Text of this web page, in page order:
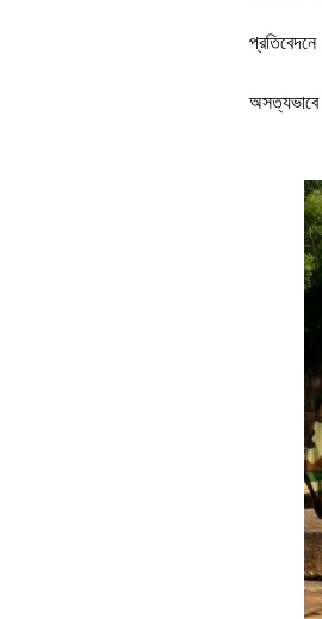
অসত্যভাবে
Image